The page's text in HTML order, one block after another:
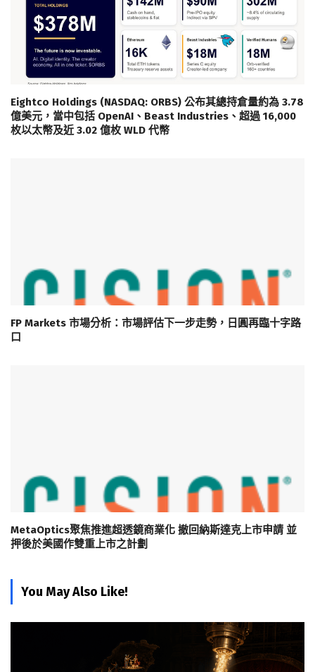
Eightco Holdings (NASDAQ: ORBS) 公布其總持倉量約為 3.78
億美元，當中包括 OpenAI、Beast Industries、超過 16,000
枚以太幣及近 3.02 億枚 WLD 代幣
FP Markets 市場分析：市場評估下一步走勢，日圓再臨十字路
口
MetaOptics聚焦推進超透鏡商業化 撤回納斯達克上市申請 並
押後於美國作雙重上市之計劃
You May Also Like!